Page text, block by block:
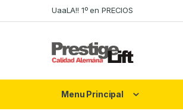
to
to
UaaLA!! 1º en PRECIOS
Menu Principal